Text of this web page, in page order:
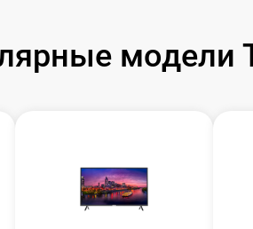
модели